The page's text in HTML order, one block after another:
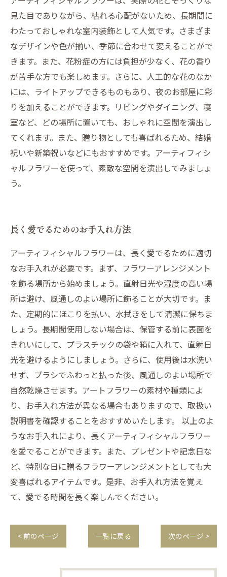
見た目でありながら、枯れる心配がないため、長期間に
わたっておしゃれな室内装飾として人気です。さまざま
なデザインや色が揃い、季節に合わせて変えることがで
きます。また、花粉症の方には負担が少なく、花の香り
が苦手な方でも楽しめます。さらに、人工的な花のなか
には、ライトアップできるものもあり、夜のお部屋に彩
りを加えることができます。リビングやダイニング、寝
室など、どの場所に置いても、おしゃれに空間を演出し
てくれます。また、贈り物としても喜ばれるため、結婚
祝いや新築祝いなどにもおすすめです。アーティフィシ
ャルフラワーを使って、素敵な空間を演出してみましょ
う。
長く愛でるためのお手入れ方法
アーティフィシャルフラワーは、長く愛でるために適切
なお手入れが必要です。まず、フラワーアレンジメント
を飾る場所から始めましょう。直射日光や湿度の高い場
所は避け、風通しのよい場所に飾ることが大切です。ま
た、定期的にほこりを払い、水拭きをして清潔に保ちま
しょう。長期間使用しない場合は、保管する前に表面を
きれいにして、プラスチックの袋や箱に入れて、直射日
光を避けるようにしましょう。さらに、使用後は水洗い
せず、ブラシでふわっと払った後、風通しのよい場所で
自然乾燥させます。アートフラワーの素材や種類によ
り、お手入れ方法が異なる場合もありますので、取扱い
説明書を確認することをおすすめいたします。 以上のよ
うなお手入れにより、長くアーティフィシャルフラワー
を愛でることができます。また、プレゼントや記念日な
ど、特別な日に贈るフラワーアレンジメントとしても大
変喜ばれるアイテムです。是非、お手入れ方法を覚え
て、愛でる時間を長く楽しんでください。
< 前のページ 一覧に戻る 次のページ >